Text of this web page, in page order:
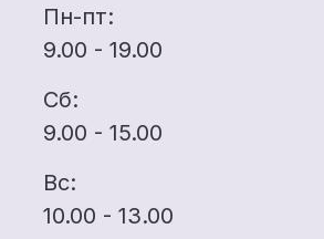
Пн-пт:
9.00 - 19.00
Сб:
9.00 - 15.00
Вс:
10.00 - 13.00